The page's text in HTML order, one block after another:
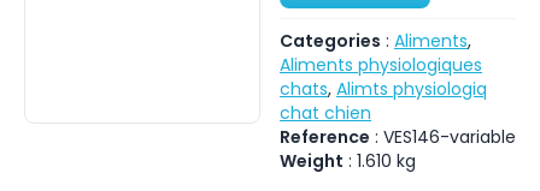
Categories : Aliments,
Aliments physiologiques
chats, Alimts physiologiq
chat chien
Reference : VES146-variable
Weight : 1.610 kg